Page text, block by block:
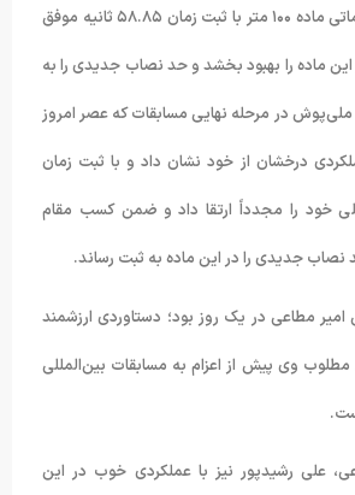
مطاعی در مرحله مقدماتی ماده ۱۰۰ متر با ثبت زمان ۵۸.۸۵ ثانیه موفق
این ماده را بهبود بخشد و حد نصاب جدیدی را به
ملی‌پوش در مرحله نهایی مسابقات که عصر امروز
درخشان از خود نشان داد و با ثبت زمان
ملی خود را مجدداً ارتقا داد و ضمن کسب مقام
جدیدی را در این ماده به ثبت رساند.
مطاعی در یک روز بود؛ دستاوردی ارزشمند
وی پیش از اعزام به مسابقات بین‌المللی
علی رشیدپور نیز با عملکردی خوب در این